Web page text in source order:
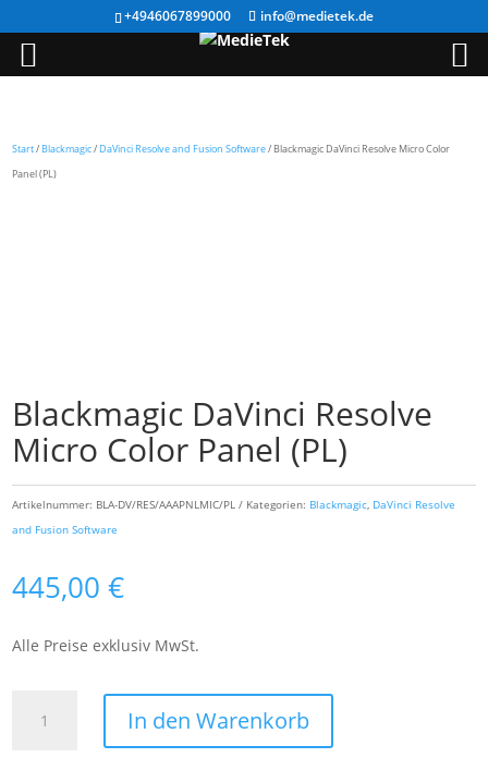
+4946067899000 info@medietek.de
Start/ Blackmagic/ DaVinci Resolve and Fusion Software/ Blackmagic DaVinci Resolve Micro Color
Panel (PL)
Blackmagic DaVinci Resolve
Micro Color Panel (PL)
Artikelnummer: BLA-DV/RES/AAAPNLMIC/PL Kategorien: Blackmagic, DaVinci Resolve
and Fusion Software
445,00€
Alle Preise exklusiv MwSt.
DaVinci
In den Warenkorb